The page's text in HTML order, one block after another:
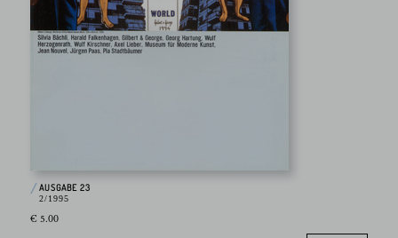
AUSGABE 23
2/1995
€ 5.00